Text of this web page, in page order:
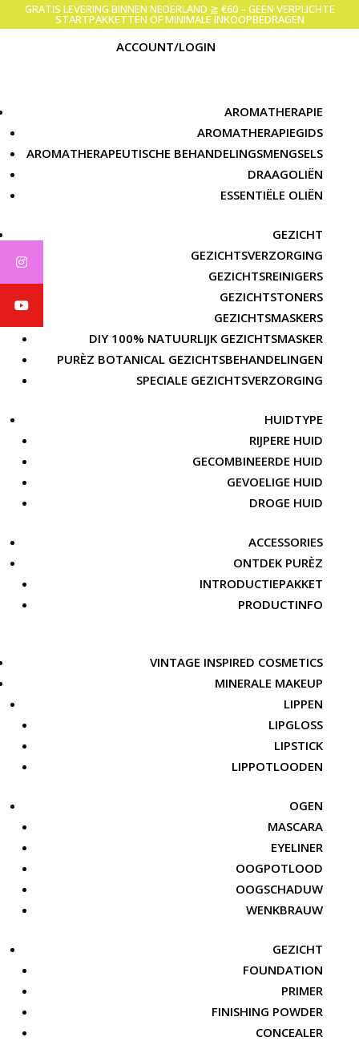
GRATIS LEVERING BINNEN NEDERLAND ≧ €60 – GEEN VERPLICHTE
STARTPAKKETTEN OF MINIMALE INKOOPBEDRAGEN
ACCOUNT/LOGIN
AROMATHERAPIE
AROMATHERAPIEGIDS
AROMATHERAPEUTISCHE BEHANDELINGSMENGSELS
DRAAGOLIËN
ESSENTIËLE OLIËN
GEZICHT
GEZICHTSVERZORGING
GEZICHTSREINIGERS
GEZICHTSTONERS
GEZICHTSMASKERS
DIY 100% NATUURLIJK GEZICHTSMASKER
PURÈZ BOTANICAL GEZICHTSBEHANDELINGEN
SPECIALE GEZICHTSVERZORGING
HUIDTYPE
RIJPERE HUID
GECOMBINEERDE HUID
GEVOELIGE HUID
DROGE HUID
ACCESSORIES
ONTDEK PURÈZ
INTRODUCTIEPAKKET
PRODUCTINFO
VINTAGE INSPIRED COSMETICS
MINERALE MAKEUP
LIPPEN
LIPGLOSS
LIPSTICK
LIPPOTLOODEN
OGEN
MASCARA
EYELINER
OOGPOTLOOD
OOGSCHADUW
WENKBRAUW
GEZICHT
FOUNDATION
PRIMER
FINISHING POWDER
CONCEALER